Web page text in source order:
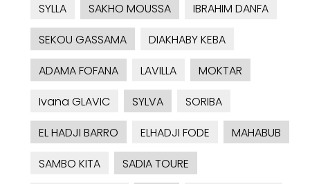
SYLLA
SAKHO MOUSSA
IBRAHIM DANFA
SEKOU GASSAMA
DIAKHABY KEBA
ADAMA FOFANA
LAVILLA
MOKTAR
Ivana GLAVIC
SYLVA
SORIBA
EL HADJI BARRO
ELHADJI FODE
MAHABUB
SAMBO KITA
SADIA TOURE